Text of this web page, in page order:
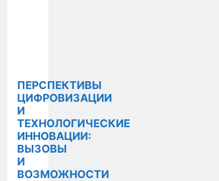
ПЕРСПЕКТИВЫ
ЦИФРОВИЗАЦИИ
И
ТЕХНОЛОГИЧЕСКИЕ
ИННОВАЦИИ:
ВЫЗОВЫ
И
ВОЗМОЖНОСТИ